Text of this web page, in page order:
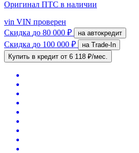
Оригинал ПТС в наличии
vin VIN проверен
Скидка до 80 000 ₽ на автокредит
Скидка до 100 000 ₽
на Trade-In
Купить в кредит от 6 118 ₽/мес.